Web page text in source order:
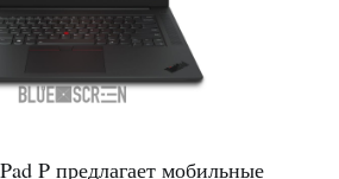
P предлагает мобильные